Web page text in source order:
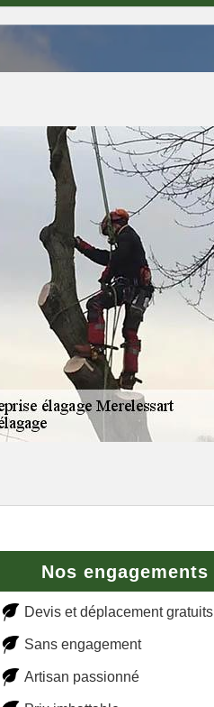
Nos engagements
Devis et déplacement gratuits
Sans engagement
Artisan passionné